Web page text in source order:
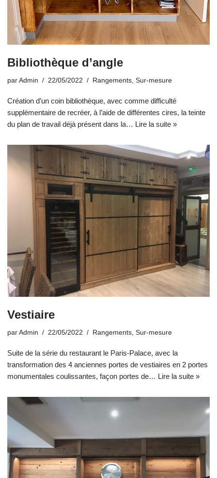
Bibliothèque d’angle
par Admin 22/05/2022 Rangements Sur-mesure
Création d’un coin bibliothèque, avec comme difficulté
supplémentaire de recréer, à l’aide de différentes cires, la teinte
du plan de travail déjà présent dans la… Lire la suite »
Vestiaire
par Admin 22/05/2022 Rangements, Sur-mesure
Suite de la série du restaurant le Paris-Palace, avec la
transformation des 4 anciennes portes de vestiaires en 2 portes
monumentales coulissantes, façon portes de… Lire la suite »